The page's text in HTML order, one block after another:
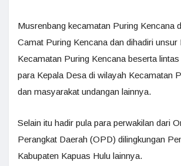
Musrenbang kecamatan Puring Kencana
Camat Puring Kencana dan dihadiri
Kecamatan Puring Kencana beserta
para Kepala Desa di wilayah Kecamatan
dan masyarakat undangan lainnya.
Selain itu hadir pula para perwakilan dari
Perangkat Daerah (OPD) dilingkungan
Kabupaten Kapuas Hulu lainnya.